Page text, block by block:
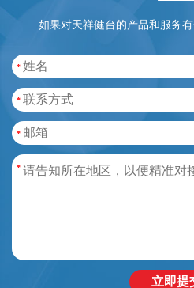
如果对天祥健台的产品和服务
立即提